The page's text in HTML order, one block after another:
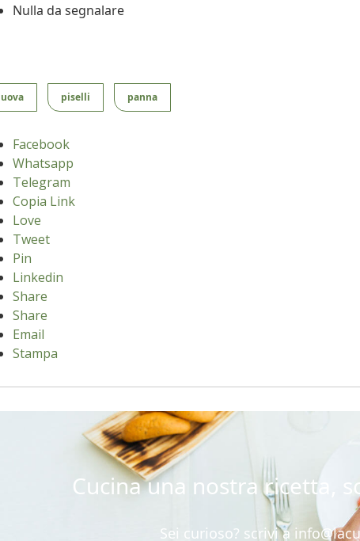
Nulla da segnalare
uova piselli panna
Facebook
Whatsapp
Telegram
Copia Link
Love
Tweet
Pin
Linkedin
Share
Share
Email
Stampa
Cucina una nostra ricetta,
Sei curioso? scrivi a